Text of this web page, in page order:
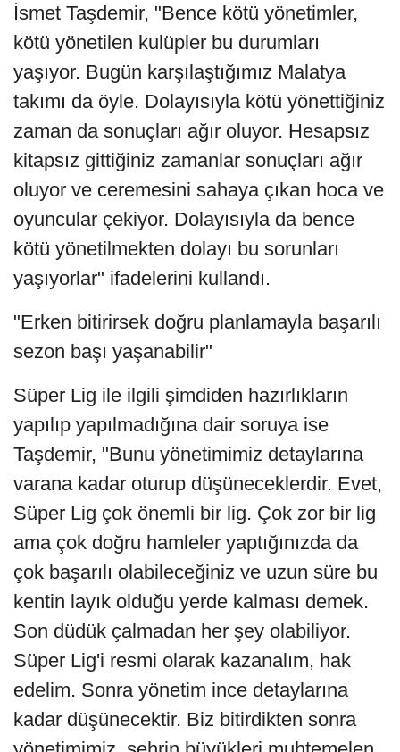
İsmet Taşdemir, "Bence kötü yönetimler,
kötü yönetilen kulüpler bu durumları
yaşıyor. Bugün karşılaştığımız Malatya
takımı da öyle. Dolayısıyla kötü yönettiğiniz
zaman da sonuçları ağır oluyor. Hesapsız
kitapsız gittiğiniz zamanlar sonuçları ağır
oluyor ve ceremesini sahaya çıkan hoca ve
oyuncular çekiyor. Dolayısıyla da bence
kötü yönetilmekten dolayı bu sorunları
yaşıyorlar" ifadelerini kullandı.
"Erken bitirirsek doğru planlamayla başarılı
sezon başı yaşanabilir"
Süper Lig ile ilgili şimdiden hazırlıkların
yapılıp yapılmadığına dair soruya ise
Taşdemir, "Bunu yönetimimiz detaylarına
varana kadar oturup düşüneceklerdir. Evet,
Süper Lig çok önemli bir lig. Çok zor bir lig
ama çok doğru hamleler yaptığınızda da
çok başarılı olabileceğiniz ve uzun süre bu
kentin layık olduğu yerde kalması demek.
Son düdük çalmadan her şey olabiliyor.
Süper Lig'i resmi olarak kazanalım, hak
edelim. Sonra yönetim ince detaylarına
kadar düşünecektir. Biz bitirdikten sonra